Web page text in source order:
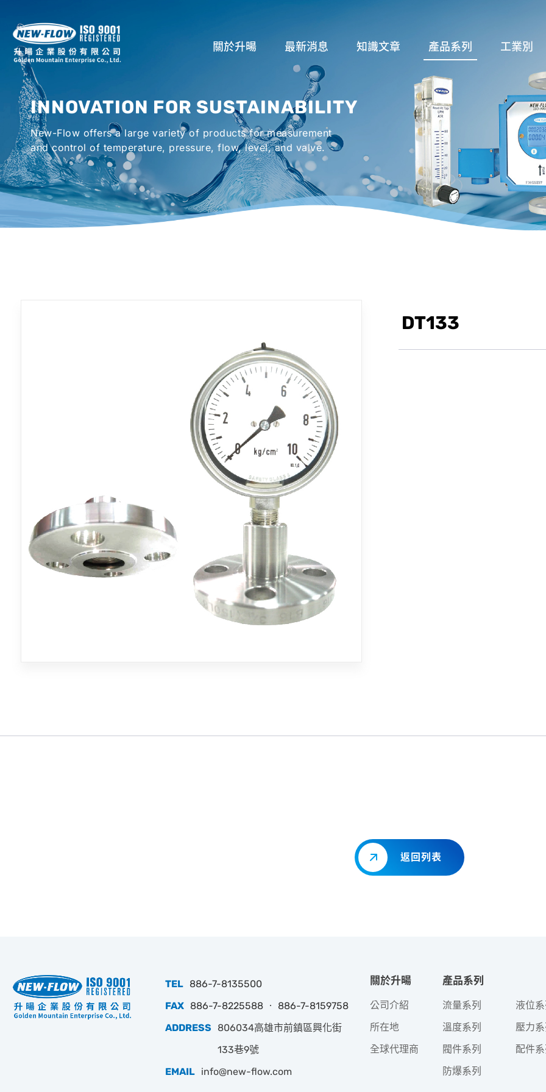
關於升暘
所在地
全球代理商
最新消息 知識文章
液位計種類及運作
壓力開關
產品系列
流量系列
液位系列
溫度系列
壓力系列
閥件系列
配件系列
工業別
潤滑系統
冷卻機組系
烤箱及臭氧反
機械密封罐
緊急淋浴洗
INNOVATION FOR SUSTAINABILITY
New-Flow offers a large variety of products for measurement
and control of temperature, pressure, flow, level, and valve.
DT133
返回列表
TEL 886-7-8135500
FAX 886-7-8225588 ‧ 886-7-8159758
ADDRESS
806034高雄市前鎮區興化街
133巷9號
EMAIL info@new-flow.com
關於升暘
公司介紹
所在地
全球代理商
產品系列
流量系列
液位系
溫度系列
壓力系
閥件系列
配件系
防爆系列